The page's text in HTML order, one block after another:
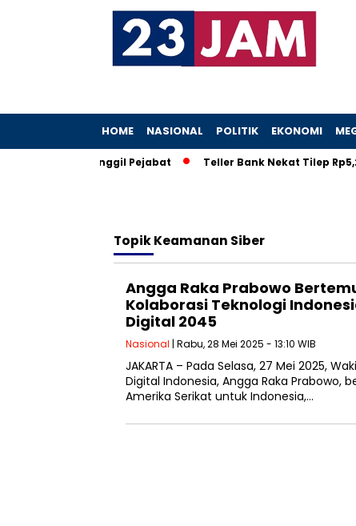
HOME NASIONAL POLITIK EKONOMI
KPK Ancam Panggil Pejabat Teller Bank Nekat Tilep
TopikKeamanan Siber
Angga Raka Prabowo
Kolaborasi Teknologi
Digital 2045
Nasional | Rabu, 28 Mei 2025 - 13:10 WIB
JAKARTA – Pada Selasa, 27 Mei 2025,
Digital Indonesia, Angga Raka Prabowo,
Amerika Serikat untuk Indonesia,…